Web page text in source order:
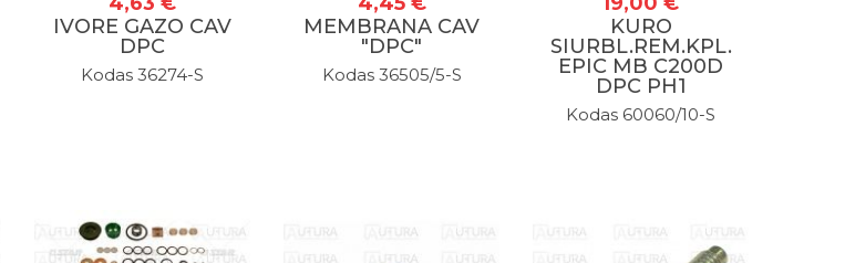
IVORE GAZO CAV
DPC
Kodas 36274-S
MEMBRANA CAV
"DPC"
Kodas 36505/5-S
KURO
SIURBL.REM.KPL.
EPIC MB C200D
DPC PH1
Kodas 60060/10-S
mūsų